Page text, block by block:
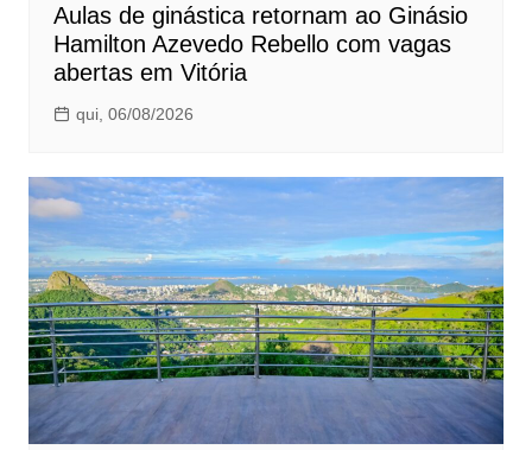
Aulas de ginástica retornam ao Ginásio
Hamilton Azevedo Rebello com vagas
abertas em Vitória
qui, 06/08/2026